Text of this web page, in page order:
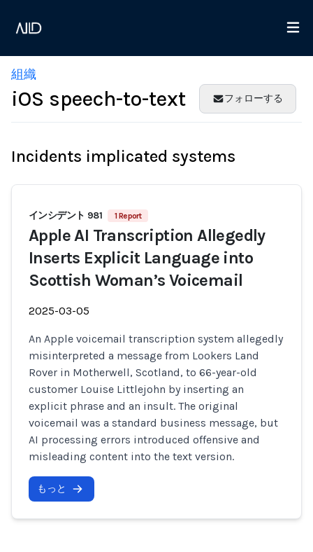
組織
iOS speech-to-text フォローする
Incidents implicated systems
インシデント 981 1 Report
Apple AI Transcription Allegedly
Inserts Explicit Language into
Scottish Woman’s Voicemail
2025-03-05
An Apple voicemail transcription system allegedly
misinterpreted a message from Lookers Land
Rover in Motherwell, Scotland, to 66-year-old
customer Louise Littlejohn by inserting an
explicit phrase and an insult. The original
voicemail was a standard business message, but
AI processing errors introduced offensive and
misleading content into the text version.
もっと